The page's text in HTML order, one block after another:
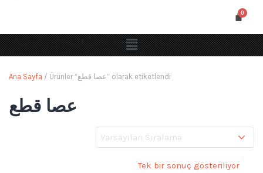
Ana Sayfa / Ürünler “عصا قطع” olarak etiketlendi
عصا قطع
Tek bir sonuç gösteriliyor